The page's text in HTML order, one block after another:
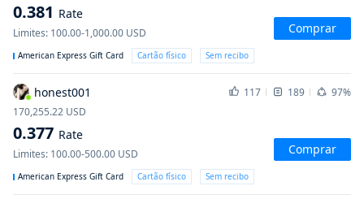
0.381 Rate
Limites: 100.00-1,000.00 USD Comprar
American Express Gift Card Cartão físico Sem recibo
honest001 117 189
97%
170,255.22 USD
0.377 Rate
Limites: 100.00-500.00 USD Comprar
American Express Gift Card Cartão físico Sem recibo